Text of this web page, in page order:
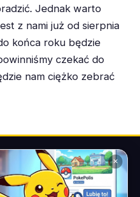
Jednak warto
z nami już od sierpnia
końca roku będzie
czekać do
nam ciężko zebrać
POKÉDEX I
KOLEKCJE
POMOC I
KONTAKT
✕